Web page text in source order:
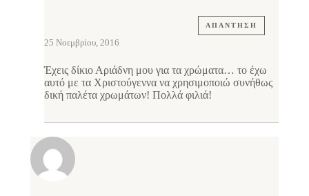
ΑΠΆΝΤΗΣΗ
25 Νοεμβρίου, 2016
Έχεις δίκιο Αριάδνη μου για τα χρώματα… το έχω
αυτό με τα Χριστούγεννα να χρησιμοποιώ συνήθως
δική παλέτα χρωμάτων! Πολλά φιλιά!